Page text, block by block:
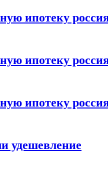
ипотеку
ипотеку
ипотеку
удешевление